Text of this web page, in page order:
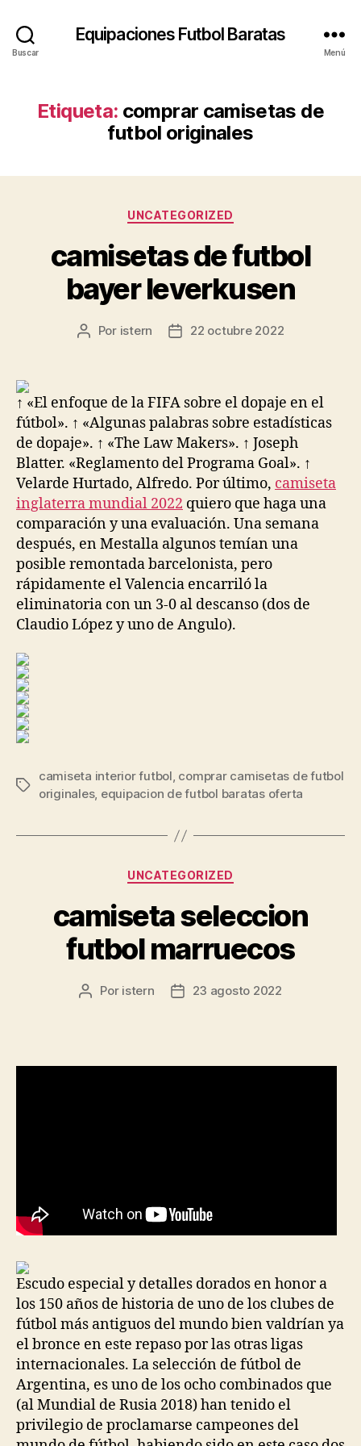
Buscar
Equipaciones Futbol Baratas
Menú
Etiqueta: comprar camisetas de
futbol originales
Categorías
UNCATEGORIZED
camisetas de futbol
bayer leverkusen
Autor
Por istern
Fecha22 octubre 2022
↑ «El enfoque de la FIFA sobre el dopaje en el
fútbol». ↑ «Algunas palabras sobre estadísticas
de dopaje». ↑ «The Law Makers». ↑ Joseph
Blatter. «Reglamento del Programa Goal». ↑
Velarde Hurtado, Alfredo. Por último, camiseta
inglaterra mundial 2022 quiero que haga una
comparación y una evaluación. Una semana
después, en Mestalla algunos temían una
posible remontada barcelonista, pero
rápidamente el Valencia encarriló la
eliminatoria con un 3-0 al descanso (dos de
Claudio López y uno de Angulo).
Etiquetas
camiseta interior futbol, comprar camisetas de futbol
originales, equipacion de futbol baratas oferta
Categorías
UNCATEGORIZED
camiseta seleccion
futbol marruecos
Autor
Por istern
Fecha23 agosto 2022
Escudo especial y detalles dorados en honor a
los 150 años de historia de uno de los clubes de
fútbol más antiguos del mundo bien valdrían ya
el bronce en este repaso por las otras ligas
internacionales. La selección de fútbol de
Argentina, es uno de los ocho combinados que
(al Mundial de Rusia 2018) han tenido el
privilegio de proclamarse campeones del